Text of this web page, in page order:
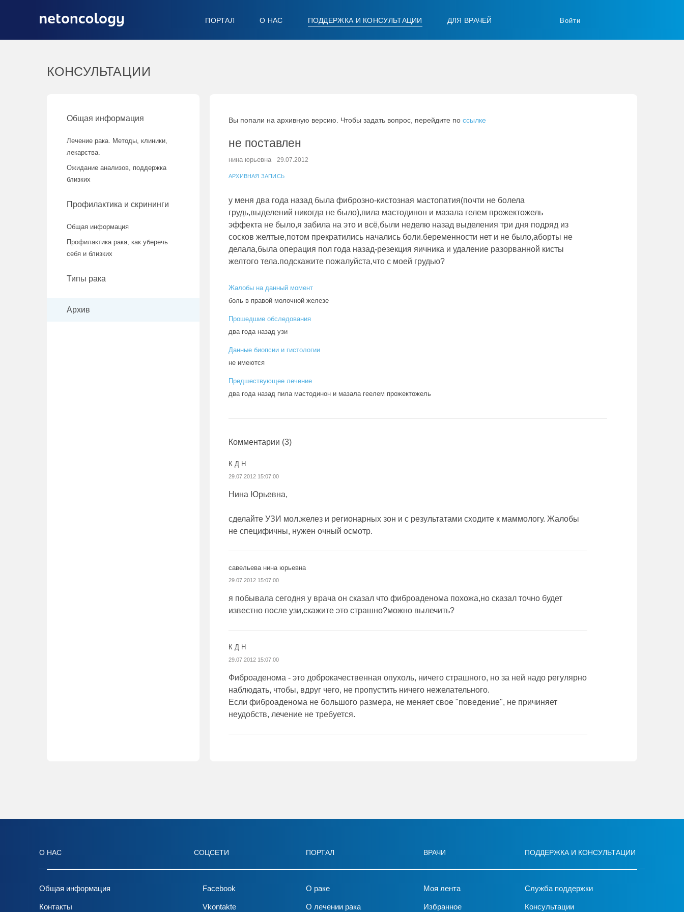
ПОРТАЛ О НАС ПОДДЕРЖКА И КОНСУЛЬТАЦИИ ДЛЯ ВРАЧЕЙ Войти
КОНСУЛЬТАЦИИ
Общая информация
Лечение рака. Методы, клиники,
лекарства.
Ожидание анализов, поддержка
близких
Профилактика и скрининги
Общая информация
Профилактика рака, как уберечь
себя и близких
Типы рака
Архив
Вы попали на архивную версию. Чтобы задать вопрос, перейдите по ссылке
не поставлен
нина юрьевна 29.07.2012
АРХИВНАЯ ЗАПИСЬ
у меня два года назад была фиброзно-кистозная мастопатия(почти не болела
грудь,выделений никогда не было),пила мастодинон и мазала гелем прожектожель
эффекта не было,я забила на это и всё,были неделю назад выделения три дня подряд из
сосков желтые,потом прекратились начались боли.беременности нет и не было,аборты не
делала,была операция пол года назад-резекция яичника и удаление разорванной кисты
желтого тела.подскажите пожалуйста,что с моей грудью?
Жалобы на данный момент
боль в правой молочной железе
Прошедшие обследования
два года назад узи
Данные биопсии и гистологии
не имеются
Предшествующее лечение
два года назад пила мастодинон и мазала геелем прожектожель
Комментарии (3)
К Д Н
29.07.2012 15:07:00
Нина Юрьевна,
сделайте УЗИ мол.желез и регионарных зон и с результатами сходите к маммологу. Жалобы
не специфичны, нужен очный осмотр.
савельева нина юрьевна
29.07.2012 15:07:00
я побывала сегодня у врача он сказал что фиброаденома похожа,но сказал точно будет
известно после узи,скажите это страшно?можно вылечить?
К Д Н
29.07.2012 15:07:00
Фиброаденома - это доброкачественная опухоль, ничего страшного, но за ней надо регулярно
наблюдать, чтобы, вдруг чего, не пропустить ничего нежелательного.
Если фиброаденома не большого размера, не меняет свое "поведение", не причиняет
неудобств, лечение не требуется.
О НАС
Общая информация
Контакты
СОЦСЕТИ
Facebook
Vkontakte
ПОРТАЛ
О раке
О лечении рака
ВРАЧИ
Моя лента
Избранное
ПОДДЕРЖКА И КОНСУЛЬТАЦИИ
Служба поддержки
Консультации